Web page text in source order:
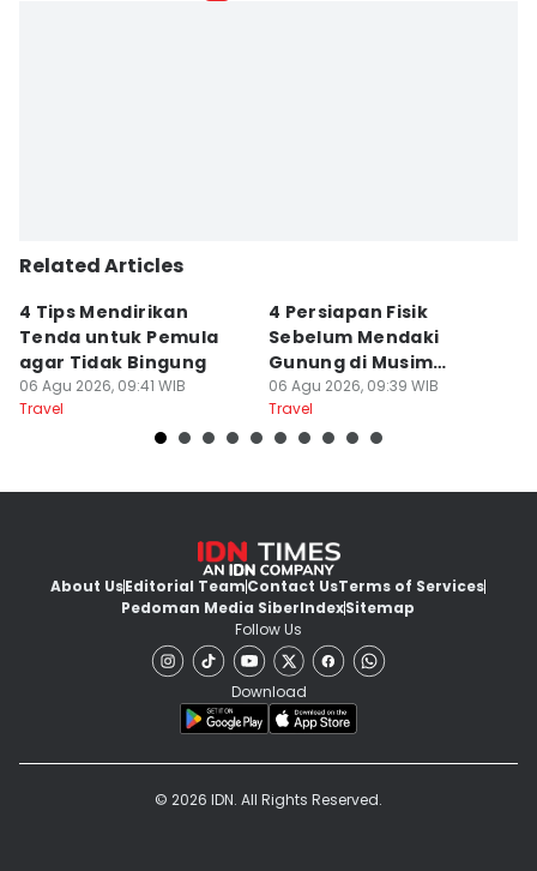
Related Articles
4 Tips Mendirikan
Tenda untuk Pemula
agar Tidak Bingung
06 Agu 2026, 09:41 WIB
Travel
4 Persiapan Fisik
Sebelum Mendaki
Gunung di Musim
Kemarau
06 Agu 2026, 09:39 WIB
Travel
About UsEditorial TeamContact UsTerms of Services
Pedoman Media SiberIndexSitemap
Follow Us
Download
© 2026 IDN. All Rights Reserved.